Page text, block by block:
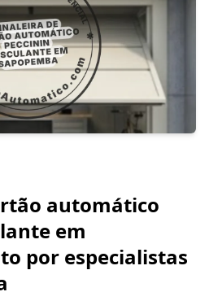
automático
em
por especialistas